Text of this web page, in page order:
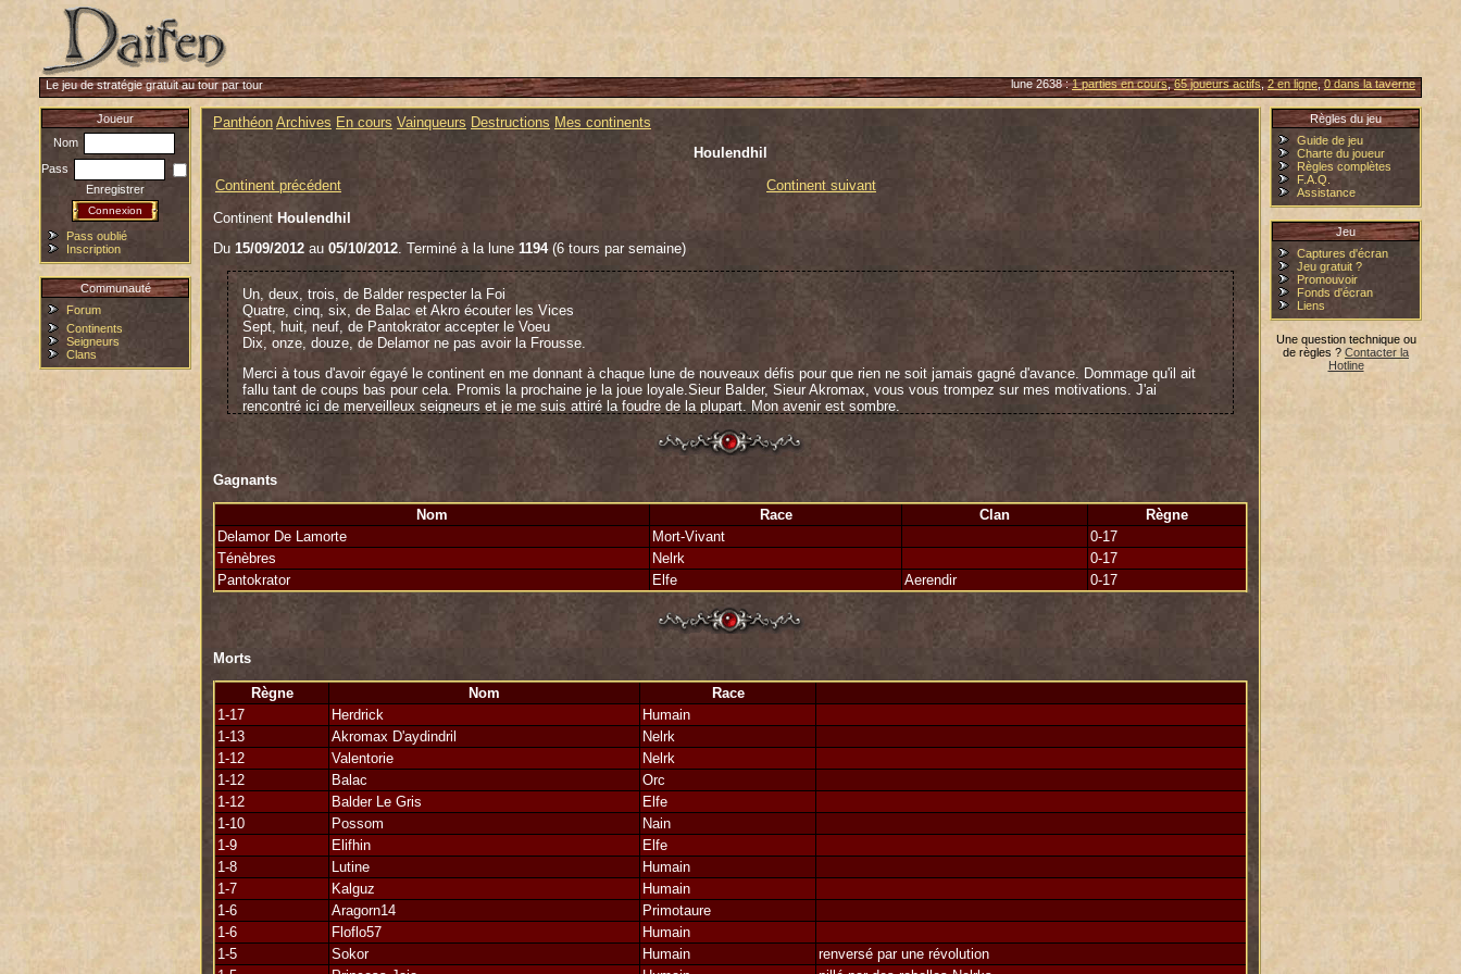
Le jeu de stratégie gratuit au tour par tour lune 2638 :1 parties en cours,65 joueurs actifs, 2 en ligne,0 dans la taverne
Joueur
Nom
Pass
Enregistrer
Pass oublié
Inscription
Communauté
Forum
Continents
Seigneurs
Clans
Panthéon Archives En cours Vainqueurs Destructions Mes continents
Houlendhil
Continent précédent
Continent suivant
Continent Houlendhil
Du 15/09/2012 au 05/10/2012. Terminé à la lune 1194(6 tours par semaine)
Un, deux, trois, de Balder respecter la Foi
Quatre, cinq, six, de Balac et Akro écouter les Vices
Sept, huit, neuf, de Pantokrator accepter le Voeu
Dix, onze, douze, de Delamor ne pas avoir la Frousse.
Merci à tous d'avoir égayé le continent en me donnant à chaque lune de nouveaux défis pour que rien ne soit jamais gagné d'avance. Dommage qu'il ait
fallu tant de coups bas pour cela. Promis la prochaine je la joue loyale.Sieur Balder, Sieur Akromax, vous vous trompez sur mes motivations. J'ai
rencontré ici de merveilleux seigneurs et je me suis attiré la foudre de la plupart. Mon avenir est sombre.
Merci à Pantokrator de m'avoir lancé ce défi, merci à Delamor d'avoir trouvé la raison, nous gagnons au moins 6 lunes et nous ne gâchons pas une part de
terres qui aurait été vacante si vous n'aviez pas signé. Félicitations à vous 2. Félicitations à tous les autres pour leurs manigances qui m'ont permis d'avoir
moins de scrupules à les trahir.
L'obscurité étend sa domination sur Houlendhil.
Une ombre dans les ténèbres...
"""""""""""""""""""""""""""""""""""""""" """"
Pour la gloire d'Aerendir, à mon ami Possom. Pantokrator
**************************************** *****
Combattre seul aurait été futile, la chute d'Herdrick confirma ce que je savais déjà: je ne pouvais venger personne. Pourquoi avoir soutenu un traitre notoire
Aerendir? Etait-ce votre seul chance de triompher ici? Peut-être... La paix est signé sur ce dhil qui sera notre à jamais, la guerre avec ténèbre de son côté
ne fait que commencer. Un hommage à Akromax qui aurait dû être des notres.
Gagnants
Nom Race Clan
Règne
Delamor De Lamorte
Mort-Vivant
0-17
Ténèbres
Nelrk
0-17
Pantokrator
Elfe Aerendir 0-17
Morts
Règne Nom
Race
1-17
Herdrick
Humain
1-13
Akromax D'aydindril
Nelrk
1-12
Valentorie
Nelrk
1-12
Balac
Orc
1-12
Balder Le Gris
Elfe
1-10
Possom
Nain
1-9
Elifhin
Elfe
1-8
Lutine
Humain
1-7
Kalguz
Humain
1-6
Aragorn14
Primotaure
1-6
Floflo57
Humain
1-5
Sokor Humain
renversé par une révolution
Règles du jeu
Guide de jeu
Charte du joueur
Règles complètes
F.A.Q.
Assistance
Jeu
Captures d'écran
Jeu gratuit ?
Promouvoir
Fonds d'écran
Liens
Une question technique ou
de règles ? Contacter la
Hotline